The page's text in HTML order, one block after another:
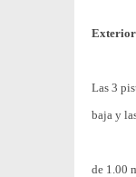
Las 3
baja y
de 1.00